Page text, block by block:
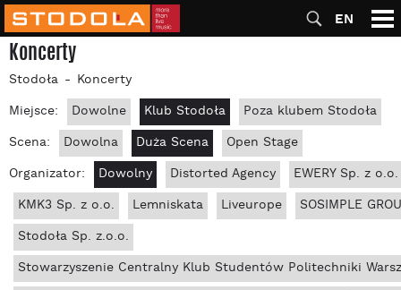
EN
Koncerty
Stodoła
Koncerty
Miejsce:
Dowolne Klub Stodoła
Poza klubem Stodoła
Scena:
Dowolna Duża Scena
Open Stage
Organizator:
Dowolny Distorted Agency
EWERY Sp. z o.o.
KMK3 Sp. z o.o.
Lemniskata Liveurope
SOSIMPLE
Stodoła Sp. z.o.o.
Stowarzyszenie Centralny Klub Studentów Politechniki